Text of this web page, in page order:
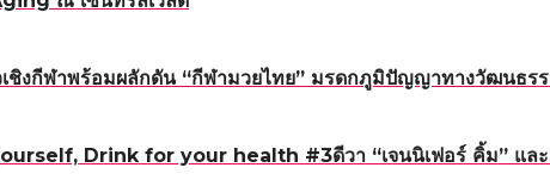
งกีฬาพร้อมผลักดัน “กีฬามวยไทย” มรดกภูมิปัญญาทางวัฒนธร
Drink for your health #3ดีวา “เจนนิเฟอร์ คิ้ม” แ